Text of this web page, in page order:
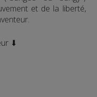
et de la liberté,
⬇